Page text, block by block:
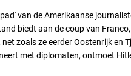
van de Amerikaanse
biedt aan de coup van
zoals ze eerder Oostenrijk en
met diplomaten, ontmoet